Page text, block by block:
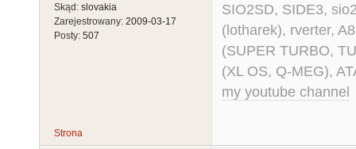
Skąd: slovakia
Zarejestrowany: 2009-03-17
Posty: 507
SIO2SD, SIDE3,
(lotharek), rverter,
(SUPER TURBO,
(XL OS, Q-MEG),
my youtube channel
Strona